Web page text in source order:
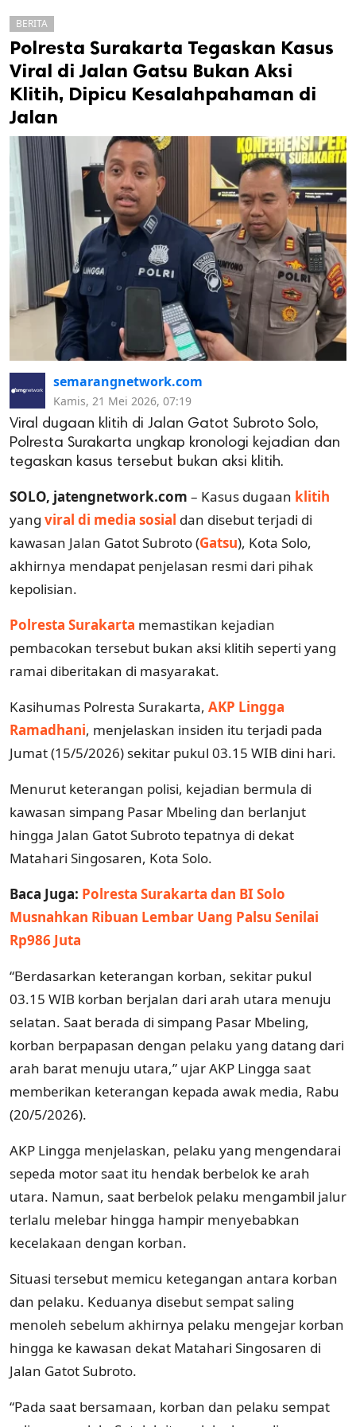
cipta.
BERITA
Polresta Surakarta Tegaskan Kasus
Viral di Jalan Gatsu Bukan Aksi
Klitih, Dipicu Kesalahpahaman di
Jalan
semarangnetwork.com
Kamis, 21 Mei 2026, 07:19
Viral dugaan klitih di Jalan Gatot Subroto Solo,
Polresta Surakarta ungkap kronologi kejadian dan
tegaskan kasus tersebut bukan aksi klitih.
SOLO, jatengnetwork.com – Kasus dugaan klitih
yang viral di media sosial dan disebut terjadi di
kawasan Jalan Gatot Subroto (Gatsu), Kota Solo,
akhirnya mendapat penjelasan resmi dari pihak
kepolisian.
Polresta Surakarta memastikan kejadian
pembacokan tersebut bukan aksi klitih seperti yang
ramai diberitakan di masyarakat.
Kasihumas Polresta Surakarta, AKP Lingga
Ramadhani, menjelaskan insiden itu terjadi pada
Jumat (15/5/2026) sekitar pukul 03.15 WIB dini hari.
Menurut keterangan polisi, kejadian bermula di
kawasan simpang Pasar Mbeling dan berlanjut
hingga Jalan Gatot Subroto tepatnya di dekat
Matahari Singosaren, Kota Solo.
Baca Juga: Polresta Surakarta dan BI Solo
Musnahkan Ribuan Lembar Uang Palsu Senilai
Rp986 Juta
“Berdasarkan keterangan korban, sekitar pukul
03.15 WIB korban berjalan dari arah utara menuju
selatan. Saat berada di simpang Pasar Mbeling,
korban berpapasan dengan pelaku yang datang dari
arah barat menuju utara,” ujar AKP Lingga saat
memberikan keterangan kepada awak media, Rabu
(20/5/2026).
AKP Lingga menjelaskan, pelaku yang mengendarai
sepeda motor saat itu hendak berbelok ke arah
utara. Namun, saat berbelok pelaku mengambil jalur
terlalu melebar hingga hampir menyebabkan
kecelakaan dengan korban.
Situasi tersebut memicu ketegangan antara korban
dan pelaku. Keduanya disebut sempat saling
menoleh sebelum akhirnya pelaku mengejar korban
hingga ke kawasan dekat Matahari Singosaren di
Jalan Gatot Subroto.
“Pada saat bersamaan, korban dan pelaku sempat